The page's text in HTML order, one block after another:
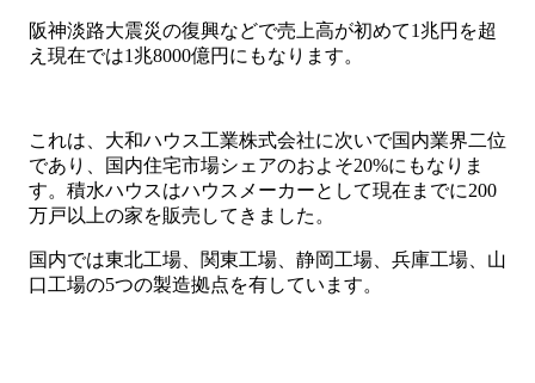
阪神淡路大震災の復興などで売上高が初めて1兆円を超
え現在では1兆8000億円にもなります。
これは、大和ハウス工業株式会社に次いで国内業界二位
であり、国内住宅市場シェアのおよそ20%にもなりま
す。積水ハウスはハウスメーカーとして現在までに200
万戸以上の家を販売してきました。
国内では東北工場、関東工場、静岡工場、兵庫工場、山
口工場の5つの製造拠点を有しています。